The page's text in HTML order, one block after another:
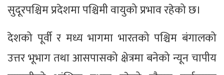
सुदूरपश्चिम प्रदेशमा पश्चिमी वायुको प्रभाव रहेको छ।
देशको पूर्वी र मध्य भागमा भारतको पश्चिम बंगालको
उत्तर भूभाग तथा आसपासको क्षेत्रमा बनेको न्यून चापीय